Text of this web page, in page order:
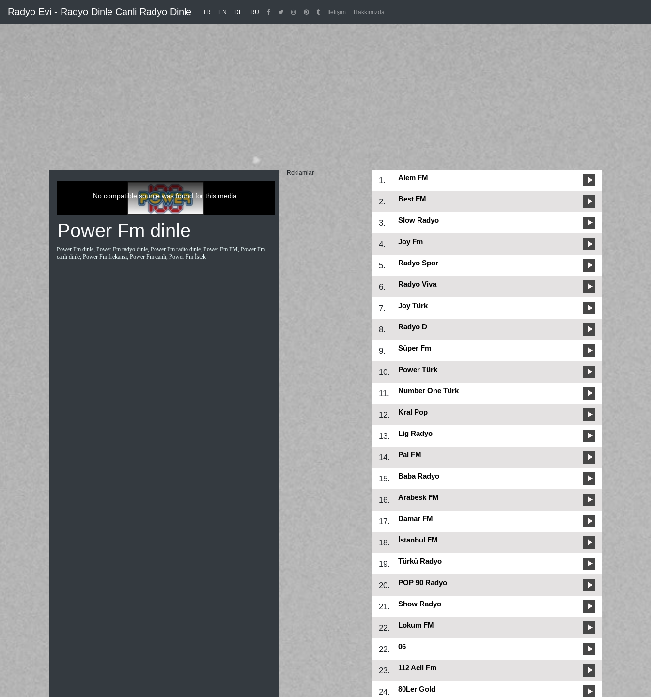
Radyo Evi - Radyo Dinle Canli Radyo Dinle TR EN DE/de RU İletişim Hakkımızda
No compatible source was found for this media.
Power Fm dinle
Power Fm dinle, Power Fm radyo dinle, Power Fm radio dinle, Power Fm FM, Power Fm
canlı dinle, Power Fm frekansı, Power Fm canlı, Power Fm İstek
Reklamlar
1. Alem FM
2. Best FM
3. Slow Radyo
4. Joy Fm
5. Radyo Spor
6. Radyo Viva
7. Joy Türk
8. Radyo D
9. Süper Fm
10. Power Türk
11. Number One Türk
12. Kral Pop
13. Lig Radyo
14. Pal FM
15. Baba Radyo
16. Arabesk FM
17. Damar FM
18. İstanbul FM
19. Türkü Radyo
20. POP 90 Radyo
21. Show Radyo
22. Lokum FM
22. 06
23. 112 Acil Fm
24. 80Ler Gold